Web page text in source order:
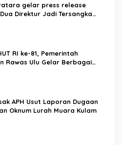
gelar press release
Direktur Jadi Tersangka
Maut antara Bus ALS dan
RI ke-81, Pemerintah
Rawas Ulu Gelar Berbagai
Dugaan
Oknum Lurah Muara Kulam